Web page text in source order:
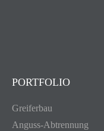
PORTFOLIO
Greiferbau
Anguss-Abtrennung